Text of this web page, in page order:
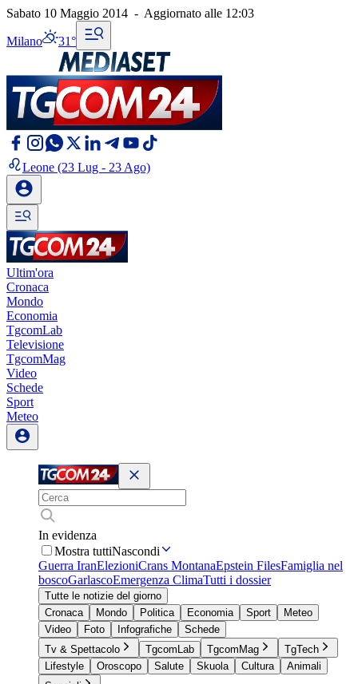
Sabato 10 Maggio 2014 - Aggiornato alle 12:03
Milano 31°
Leone (23 Lug - 23 Ago)
Ultim'ora
Cronaca
Mondo
Economia
TgcomLab
Televisione
TgcomMag
Video
Schede
Sport
Meteo
In evidenza
Mostra tuttiNascondi
Guerra IranElezioniCrans MontanaEpstein FilesFamiglia nel
boscoGarlascoEmergenza ClimaTutti i dossier
Tutte le notizie del giorno
Cronaca
Mondo Politica Economia Sport
Meteo
Video
Foto Infografiche
Schede
Tv & Spettacolo
TgcomLab TgcomMag
TgTech
Lifestyle
Oroscopo Salute Skuola Cultura
Animali